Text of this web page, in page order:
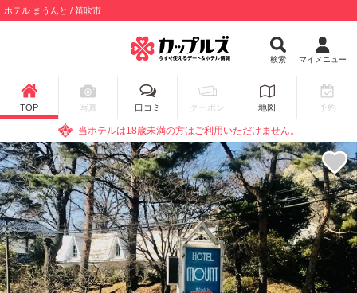
ホテル まうんと / 笛吹市
検索 マイメニュー
TOP 写真 口コミ クーポン 地図 予約
当ホテルは18歳未満の方はご利用いただけません。